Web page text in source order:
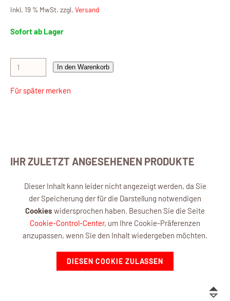
Inkl. 19 % MwSt. zzgl. Versand
Sofort ab Lager
In den Warenkorb
Für später merken
IHR ZULETZT ANGESEHENEN PRODUKTE
Dieser Inhalt kann leider nicht angezeigt werden, da Sie
der Speicherung der für die Darstellung notwendigen
Cookies widersprochen haben. Besuchen Sie die Seite
Cookie-Control-Center, um Ihre Cookie-Präferenzen
anzupassen, wenn Sie den Inhalt wiedergeben möchten.
DIESEN COOKIE ZULASSEN